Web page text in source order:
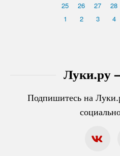
Луки.ру
Подпишитесь на
25
26 27 28
1
2 3 4